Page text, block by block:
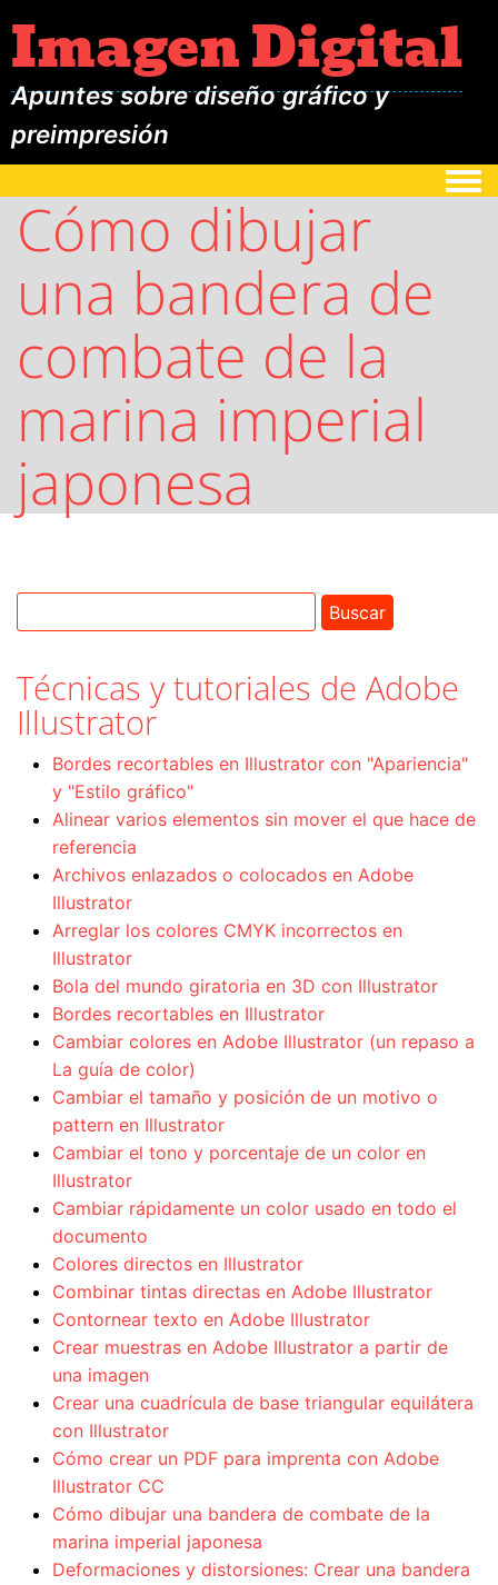
Imagen Digital
Apuntes sobre diseño gráfico y
preimpresión
Cómo dibujar
una bandera de
combate de la
marina imperial
japonesa
Técnicas y tutoriales de Adobe
Illustrator
Bordes recortables en Illustrator con "Apariencia"
y "Estilo gráfico"
Alinear varios elementos sin mover el que hace de
referencia
Archivos enlazados o colocados en Adobe
Illustrator
Arreglar los colores CMYK incorrectos en
Illustrator
Bola del mundo giratoria en 3D con Illustrator
Bordes recortables en Illustrator
Cambiar colores en Adobe Illustrator (un repaso a
La guía de color)
Cambiar el tamaño y posición de un motivo o
pattern en Illustrator
Cambiar el tono y porcentaje de un color en
Illustrator
Cambiar rápidamente un color usado en todo el
documento
Colores directos en Illustrator
Combinar tintas directas en Adobe Illustrator
Contornear texto en Adobe Illustrator
Crear muestras en Adobe Illustrator a partir de
una imagen
Crear una cuadrícula de base triangular equilátera
con Illustrator
Cómo crear un PDF para imprenta con Adobe
Illustrator CC
Cómo dibujar una bandera de combate de la
marina imperial japonesa
Deformaciones y distorsiones: Crear una bandera